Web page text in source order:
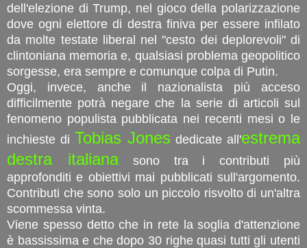
dell'elezione di Trump, nel gioco della polarizzazione
dove ogni elettore di destra finiva per essere infilato
da molte testate liberal nel "cesto dei deplorevoli" di
clintoniana memoria e, qualsiasi problema geopolitico
sorgesse, era sempre e comunque colpa di Putin.
Oggi, invece, anche il nazionalista più acceso
difficilmente potrà negare che la serie di articoli sul
fenomeno populista pubblicata nei recenti mesi o le
inchieste di Tobias Jones dedicate all'estrema
destra italianasono tra i contributi più
approfonditi e obiettivi mai pubblicati sull'argomento.
Contributi che sono solo un piccolo risvolto di un'altra
scommessa vinta.
Viene spesso detto che in rete la soglia d'attenzione
è bassissima e che dopo 30 righe quasi tutti gli utenti